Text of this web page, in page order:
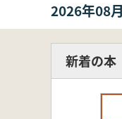
2026年08
新着の本